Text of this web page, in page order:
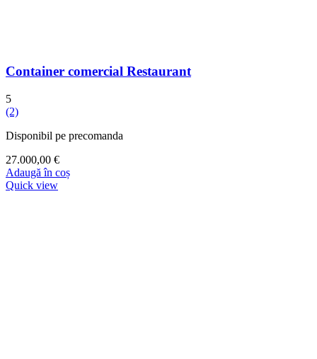
Container comercial Restaurant
5
(2)
Disponibil pe precomanda
27.000,00 €
Adaugă în coș
Quick view